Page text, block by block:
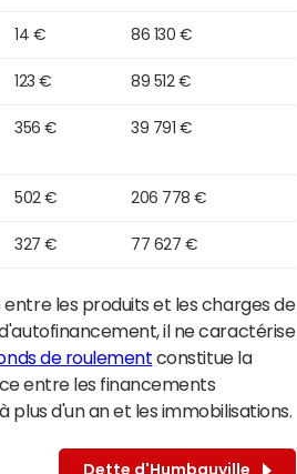
14 € 86 130 €
123 € 89 512 €
356 € 39 791 €
502 € 206 778 €
327 € 77 627 €
les produits et les charges de
il ne caractérise
de roulement constitue la
entre les financements
d'un an et les immobilisations.
Dette d'Humbauville